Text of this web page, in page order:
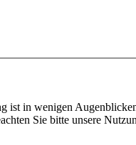
ist in wenigen
Sie bitte unsere